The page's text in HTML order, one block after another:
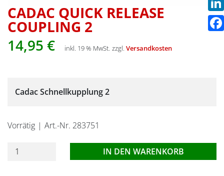
CADAC QUICK RELEASE
COUPLING 2
14,95 € inkl. 19 % MwSt. zzgl. Versandkosten
Cadac Schnellkupplung 2
Vorrätig Art.-Nr. 283751
Cadac
IN DEN WARENKORB